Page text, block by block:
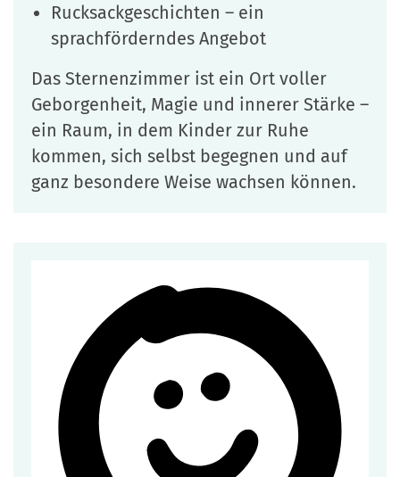
Rucksackgeschichten – ein
sprachförderndes Angebot
Das Sternenzimmer ist ein Ort voller
Geborgenheit, Magie und innerer Stärke –
ein Raum, in dem Kinder zur Ruhe
kommen, sich selbst begegnen und auf
ganz besondere Weise wachsen können.